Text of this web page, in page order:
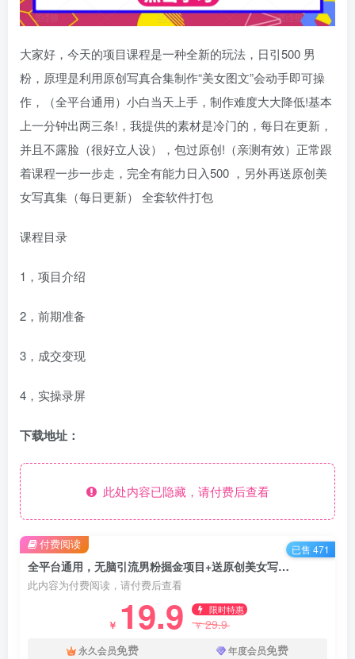
大家好，今天的项目课程是一种全新的玩法，日引500 男
粉，原理是利用原创写真合集制作“美女图文”会动手即可操
作，（全平台通用）小白当天上手，制作难度大大降低!基本
上一分钟出两三条!，我提供的素材是冷门的，每日在更新，
并且不露脸（很好立人设），包过原创!（亲测有效）正常跟
着课程一步一步走，完全有能力日入500 ，另外再送原创美
女写真集（每日更新） 全套软件打包
课程目录
1，项目介绍
2，前期准备
3，成交变现
4，实操录屏
下载地址：
此处内容已隐藏，请付费后查看
全平台通用，无脑引流男粉掘金项目+送原创美女写真集+全套软件打包，包过原创不限流，发一个爆一个【揭秘】
此内容为付费阅读，请付费后查看
￥ 19.9 限时特惠
￥29.9
永久会员免费 年度会员免费
付费阅读 已售 471